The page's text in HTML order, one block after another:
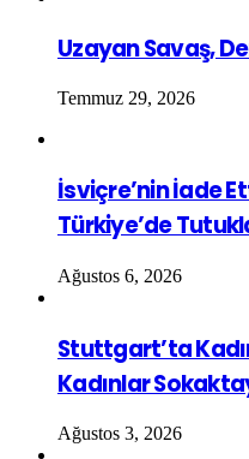
Uzayan Savaş,
Temmuz 29, 2026
İsviçre’nin İade
Türkiye’de
Ağustos 6, 2026
Stuttgart’ta
Kadınlar
Ağustos 3, 2026